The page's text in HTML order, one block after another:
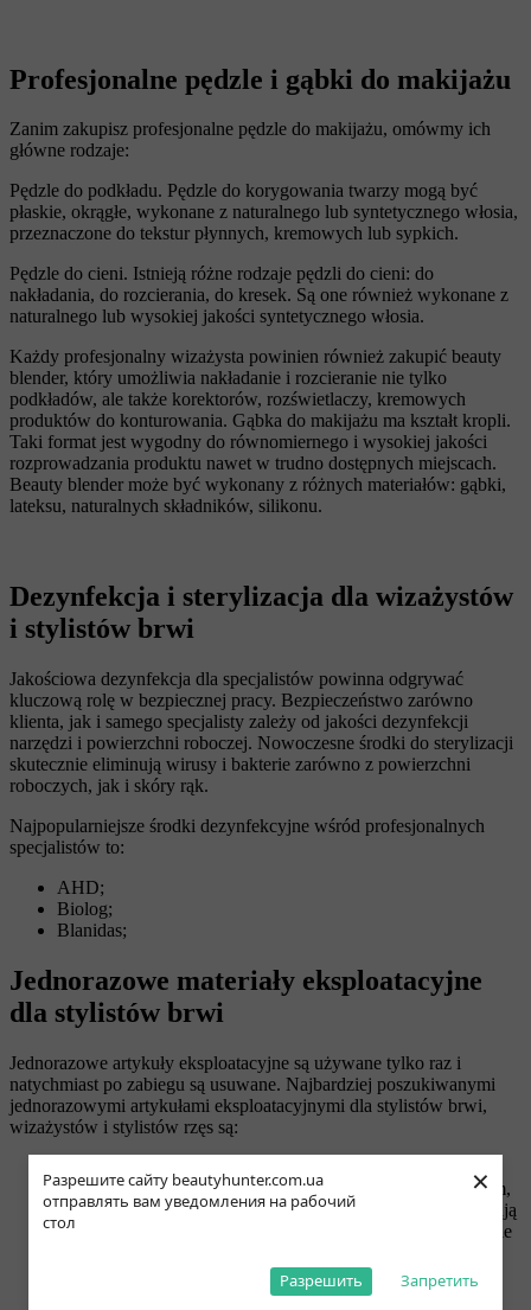
Разрешите сайту beautyhunter.com.ua
отправлять вам уведомления на рабочий
стол
Запретить
Разрешить
×
Profesjonalne pędzle i gąbki do makijażu
Zanim zakupisz profesjonalne pędzle do makijażu, omówmy ich
główne rodzaje:
Pędzle do podkładu. Pędzle do korygowania twarzy mogą być
płaskie, okrągłe, wykonane z naturalnego lub syntetycznego włosia,
przeznaczone do tekstur płynnych, kremowych lub sypkich.
Pędzle do cieni. Istnieją różne rodzaje pędzli do cieni: do
nakładania, do rozcierania, do kresek. Są one również wykonane z
naturalnego lub wysokiej jakości syntetycznego włosia.
Każdy profesjonalny wizażysta powinien również zakupić beauty
blender, który umożliwia nakładanie i rozcieranie nie tylko
podkładów, ale także korektorów, rozświetlaczy, kremowych
produktów do konturowania. Gąbka do makijażu ma kształt kropli.
Taki format jest wygodny do równomiernego i wysokiej jakości
rozprowadzania produktu nawet w trudno dostępnych miejscach.
Beauty blender może być wykonany z różnych materiałów: gąbki,
lateksu, naturalnych składników, silikonu.
Dezynfekcja i sterylizacja dla wizażystów
i stylistów brwi
Jakościowa dezynfekcja dla specjalistów powinna odgrywać
kluczową rolę w bezpiecznej pracy. Bezpieczeństwo zarówno
klienta, jak i samego specjalisty zależy od jakości dezynfekcji
narzędzi i powierzchni roboczej. Nowoczesne środki do sterylizacji
skutecznie eliminują wirusy i bakterie zarówno z powierzchni
roboczych, jak i skóry rąk.
Najpopularniejsze środki dezynfekcyjne wśród profesjonalnych
specjalistów to:
AHD;
Biolog;
Blanidas;
Jednorazowe materiały eksploatacyjne
dla stylistów brwi
Jednorazowe artykuły eksploatacyjne są używane tylko raz i
natychmiast po zabiegu są usuwane. Najbardziej poszukiwanymi
jednorazowymi artykułami eksploatacyjnymi dla stylistów brwi,
wizażystów i stylistów rzęs są:
zabiegu. Są to małe szczoteczki z specjalnym zakończeniem,
które równomiernie, precyzyjnie i bezpiecznie rozprowadzają
substancję. Zalecamy każdemu specjaliście, który codziennie
Nitka do korekcji brwi. Nitka do wąsów jest wykonana z